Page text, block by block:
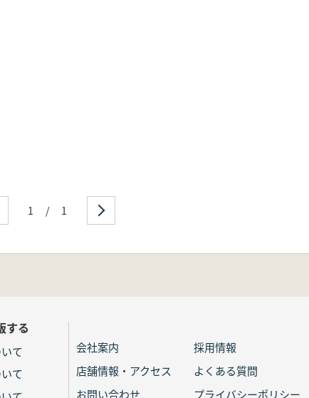
1 / 1
する
て
て
会社案内
採用情報
店舗情報・アクセス
よくある質問
お問い合わせ
プライバシーポリシー